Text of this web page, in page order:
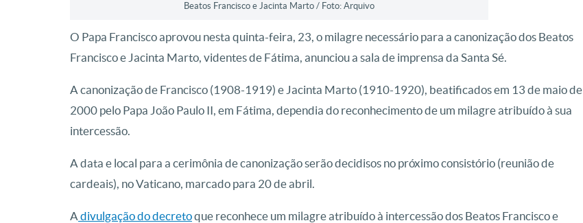
Beatos Francisco e Jacinta Marto / Foto: Arquivo
O Papa Francisco aprovou nesta quinta-feira, 23, o milagre necessário para a canonização dos Beatos
Francisco e Jacinta Marto, videntes de Fátima, anunciou a sala de imprensa da Santa Sé.
A canonização de Francisco (1908-1919) e Jacinta Marto (1910-1920), beatificados em 13 de maio de
2000 pelo Papa João Paulo II, em Fátima, dependia do reconhecimento de um milagre atribuído à sua
intercessão.
A data e local para a cerimônia de canonização serão decidisos no próximo consistório (reunião de
cardeais), no Vaticano, marcado para 20 de abril.
A divulgação do decretoque reconhece um milagre atribuído à intercessão dos Beatos Francisco e